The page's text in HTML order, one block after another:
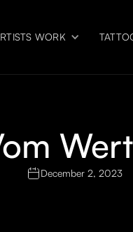
WORK
December 2, 2023